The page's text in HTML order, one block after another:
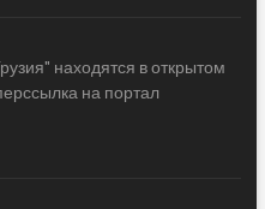
находятся в открытом
на портал